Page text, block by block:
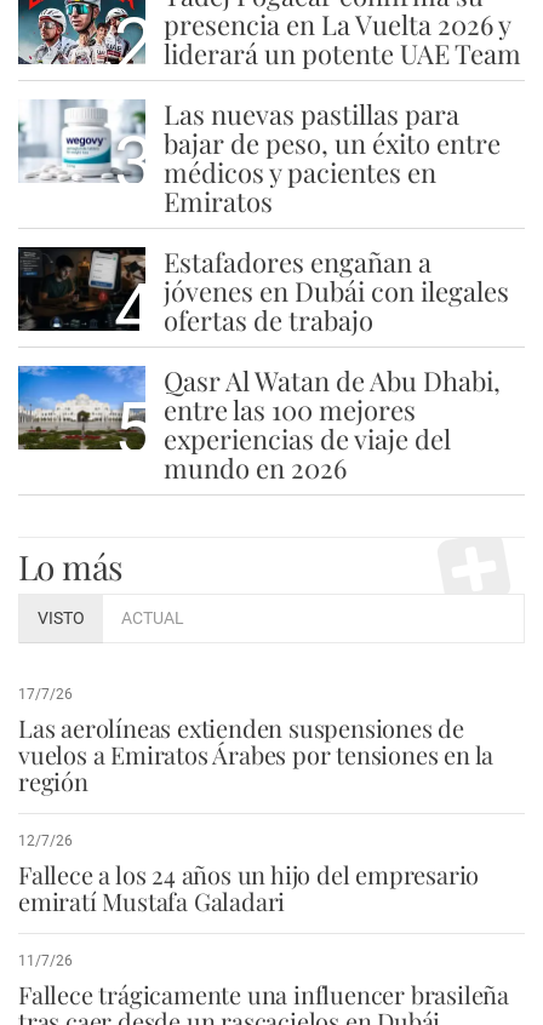
2 presencia en La Vuelta 2026 y
liderará un potente UAE Team
3
Las nuevas pastillas para
bajar de peso, un éxito entre
médicos y pacientes en
Emiratos
4
Estafadores engañan a
jóvenes en Dubái con ilegales
ofertas de trabajo
5
Qasr Al Watan de Abu Dhabi,
entre las 100 mejores
experiencias de viaje del
mundo en 2026
Lo más
VISTO ACTUAL
17/7/26
Las aerolíneas extienden suspensiones de
vuelos a Emiratos Árabes por tensiones en la
región
12/7/26
Fallece a los 24 años un hijo del empresario
emiratí Mustafa Galadari
11/7/26
Fallece trágicamente una influencer brasileña